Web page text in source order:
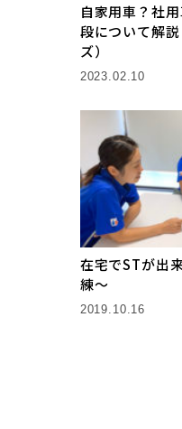
自家用車？社
段について解
ズ）
2023.02.10
在宅でSTが出
練〜
2019.10.16